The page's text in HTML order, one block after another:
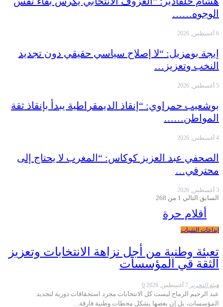
الوجوه……
6 أغسطس, 2026
إيجة بومزيل: “لا إصلاح سياسي حقيقي دون تجديد
النخب وتعزيز…
5 أغسطس, 2026
بوشعيب حمراوي: “إنقاذ الديمقراطية يبدأ بإنقاذ ثقة
المواطن……
4 أغسطس, 2026
الصحفي عبد العزيز كوكاس: “المغرب لا يحتاج إلى
محترفي…
3 أغسطس, 2026
السابق التالي 1 من 268
أقلام حرة
ابداعات الشباب
تعبئة وطنية من أجل نزاهة الانتخابات وتعزيز
الثقة قي المؤسسات
هيئة التحرير 7 أغسطس, 2026 0
عبد الرحيم الرماح ليست كل الانتخابات مجرد استحقاقات دورية لتجديد
المؤسسات، بل إن بعضها يشكل محطات وطنية فارقة…